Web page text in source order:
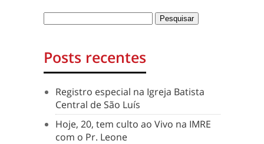
Posts recentes
Registro especial na Igreja Batista
Central de São Luís
Hoje, 20, tem culto ao Vivo na IMRE
com o Pr. Leone